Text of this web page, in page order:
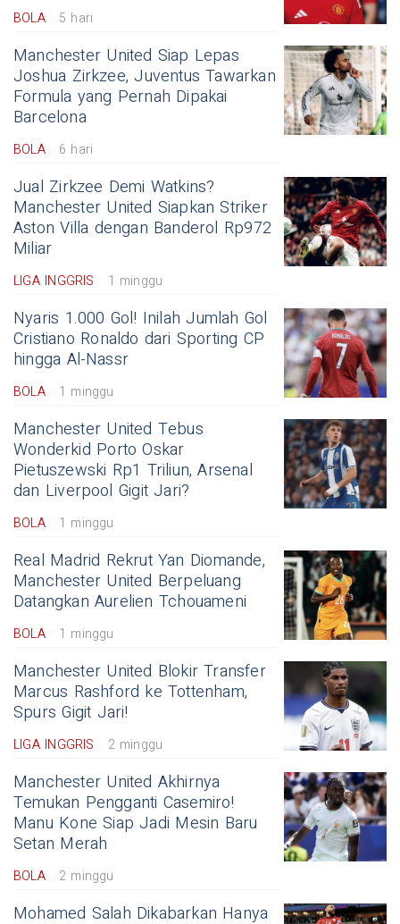
BOLA 5 hari
Manchester United Siap Lepas
Joshua Zirkzee, Juventus Tawarkan
Formula yang Pernah Dipakai
Barcelona
BOLA 6 hari
Jual Zirkzee Demi Watkins?
Manchester United Siapkan Striker
Aston Villa dengan Banderol Rp972
Miliar
LIGA INGGRIS 1 minggu
Nyaris 1.000 Gol! Inilah Jumlah Gol
Cristiano Ronaldo dari Sporting CP
hingga Al-Nassr
BOLA 1 minggu
Manchester United Tebus
Wonderkid Porto Oskar
Pietuszewski Rp1 Triliun, Arsenal
dan Liverpool Gigit Jari?
BOLA 1 minggu
Real Madrid Rekrut Yan Diomande,
Manchester United Berpeluang
Datangkan Aurelien Tchouameni
BOLA 1 minggu
Manchester United Blokir Transfer
Marcus Rashford ke Tottenham,
Spurs Gigit Jari!
LIGA INGGRIS 2 minggu
Manchester United Akhirnya
Temukan Pengganti Casemiro!
Manu Kone Siap Jadi Mesin Baru
Setan Merah
BOLA 2 minggu
Mohamed Salah Dikabarkan Hanya